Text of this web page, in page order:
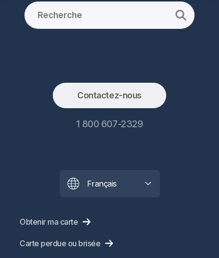
Contactez-nous
1 800 607-2329
Français
Obtenir ma carte
Carte perdue ou brisée